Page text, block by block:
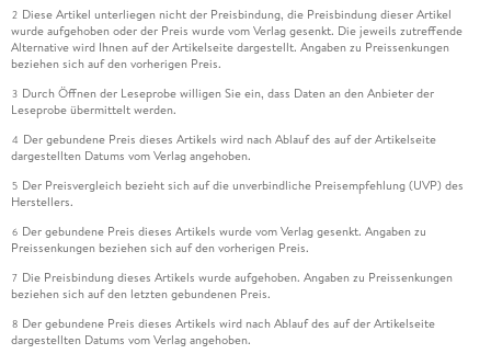
2 Diese Artikel unterliegen nicht der Preisbindung, die Preisbindung dieser Artikel
wurde aufgehoben oder der Preis wurde vom Verlag gesenkt. Die jeweils zutreffende
Alternative wird Ihnen auf der Artikelseite dargestellt. Angaben zu Preissenkungen
beziehen sich auf den vorherigen Preis.
3 Durch Öffnen der Leseprobe willigen Sie ein, dass Daten an den Anbieter der
Leseprobe übermittelt werden.
4 Der gebundene Preis dieses Artikels wird nach Ablauf des auf der Artikelseite
dargestellten Datums vom Verlag angehoben.
5 Der Preisvergleich bezieht sich auf die unverbindliche Preisempfehlung (UVP) des
Herstellers.
6 Der gebundene Preis dieses Artikels wurde vom Verlag gesenkt. Angaben zu
Preissenkungen beziehen sich auf den vorherigen Preis.
7 Die Preisbindung dieses Artikels wurde aufgehoben. Angaben zu Preissenkungen
beziehen sich auf den letzten gebundenen Preis.
8 Der gebundene Preis dieses Artikels wird nach Ablauf des auf der Artikelseite
dargestellten Datums vom Verlag angehoben.